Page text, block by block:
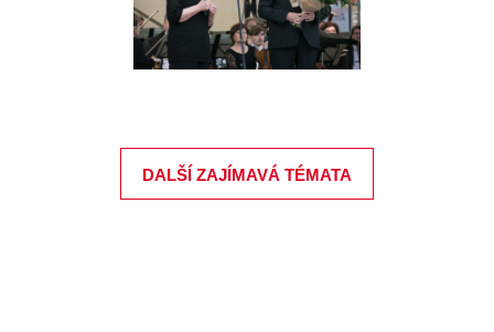
DALŠÍ ZAJÍMAVÁ TÉMATA